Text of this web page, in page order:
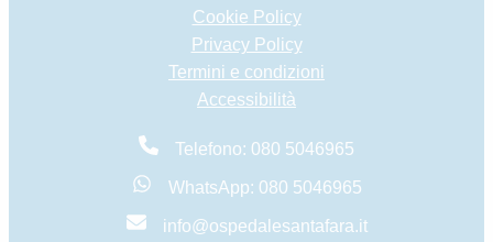
Cookie Policy
Privacy Policy
Termini e condizioni
Accessibilità
Telefono: 080 5046965
WhatsApp: 080 5046965
info@ospedalesantafara.it